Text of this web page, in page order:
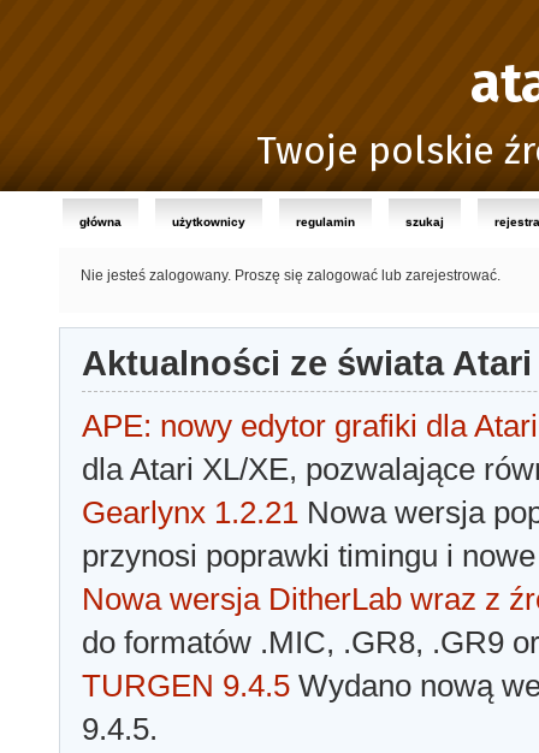
Twoje polskie
główna użytkownicy regulamin szukaj
Nie jesteś zalogowany. Proszę się zalogować lub zarejestrować.
Aktualności ze świata Atari
APE: nowy edytor grafiki dla Atari
dla Atari XL/XE, pozwalające
Gearlynx 1.2.21 Nowa wersja
przynosi poprawki timingu i
Nowa wersja DitherLab wraz z
do formatów .MIC, .GR8, .GR9
TURGEN 9.4.5 Wydano nową
9.4.5.